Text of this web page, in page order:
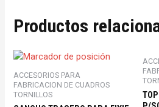
Productos
ACCESORIOS PARA
FABRICACION DE CUADROS
TORNILLOS